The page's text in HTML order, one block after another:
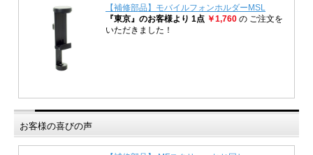
お客様の喜びの声